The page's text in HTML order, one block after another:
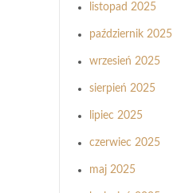
listopad 2025
październik 2025
wrzesień 2025
sierpień 2025
lipiec 2025
czerwiec 2025
maj 2025